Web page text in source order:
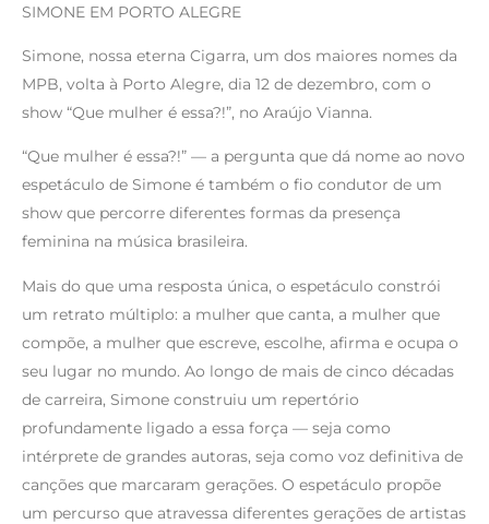
SIMONE EM PORTO ALEGRE
Simone, nossa eterna Cigarra, um dos maiores nomes da
MPB, volta à Porto Alegre, dia 12 de dezembro, com o
show “Que mulher é essa?!”, no Araújo Vianna.
“Que mulher é essa?!” — a pergunta que dá nome ao novo
espetáculo de Simone é também o fio condutor de um
show que percorre diferentes formas da presença
feminina na música brasileira.
Mais do que uma resposta única, o espetáculo constrói
um retrato múltiplo: a mulher que canta, a mulher que
compõe, a mulher que escreve, escolhe, afirma e ocupa o
seu lugar no mundo. Ao longo de mais de cinco décadas
de carreira, Simone construiu um repertório
profundamente ligado a essa força — seja como
intérprete de grandes autoras, seja como voz definitiva de
canções que marcaram gerações. O espetáculo propõe
um percurso que atravessa diferentes gerações de artistas